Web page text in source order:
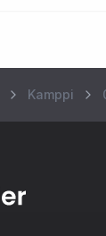
Kamppi